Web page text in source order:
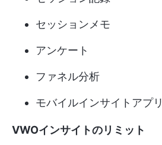
セッションメモ
アンケート
ファネル分析
モバイルインサイトアプリ
VWOインサイトのリミット